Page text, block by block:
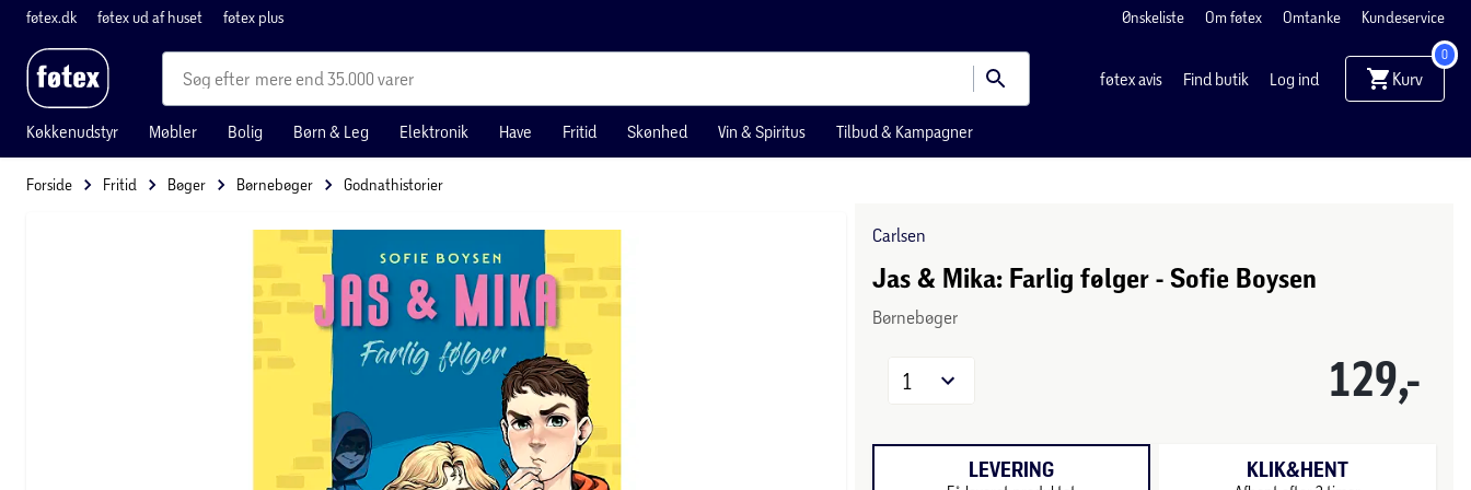
føtex.dk føtex ud af huset føtex plus Ønskeliste Om føtex Omtanke Kundeservice
mere end 35.000 varer føtex avis Find butik Log ind Kurv
0
Køkkenudstyr Møbler Bolig Børn & Leg Elektronik Have Fritid Skønhed Vin & Spiritus Tilbud & Kampagner
Forside Fritid Bøger Børnebøger Godnathistorier
Carlsen
Jas & Mika: Farlig følger - Sofie Boysen
Børnebøger
129,-
1
LEVERING KLIK&HENT